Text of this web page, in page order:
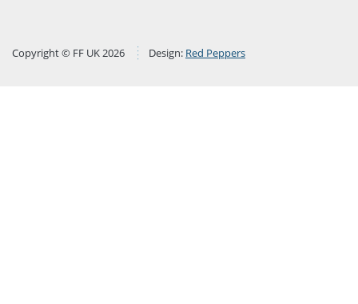
Copyright © FF UK 2026 Design: Red Peppers